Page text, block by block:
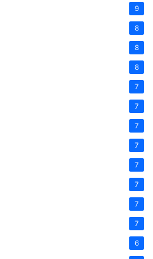
9
8
8
8
7
7
7
7
7
7
7
7
6